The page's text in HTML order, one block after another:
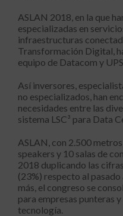
ASLAN 2018, en la que
especializadas en
infraestructuras
Transformación Digital,
equipo de Datacom y
Así inversores,
no especializados, han
necesidades entre las
sistema LSC³ para Data
ASLAN, con 2.500
speakers y 10 salas de
2018 duplicando las
(23%) respecto al pasado
más, el congreso se
para empresas punteras
tecnología.